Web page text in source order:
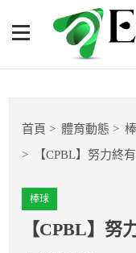
【CPBL
富邦領先
籃球
球隊數據
首頁 體育動態
【CPBL】努力終
棒球
【CPBL】努